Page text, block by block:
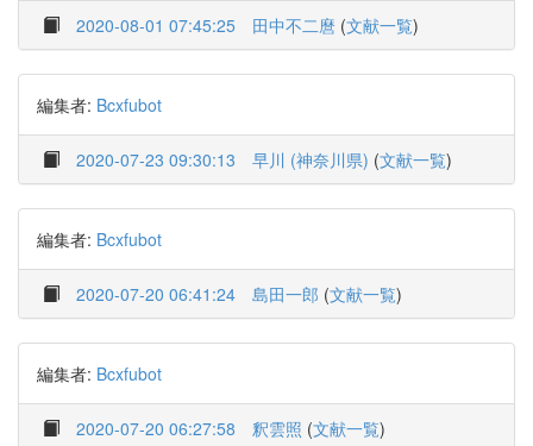
2020-08-01 07:45:25 田中不二麿 (文献一覧)
編集者: Bcxfubot
2020-07-23 09:30:13 早川 (神奈川県) (文献一覧)
編集者: Bcxfubot
2020-07-20 06:41:24 島田一郎 (文献一覧)
編集者: Bcxfubot
2020-07-20 06:27:58 釈雲照 (文献一覧)